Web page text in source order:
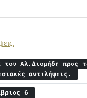
του Αλ.Διομήδη προς
αντιλήψεις.
6